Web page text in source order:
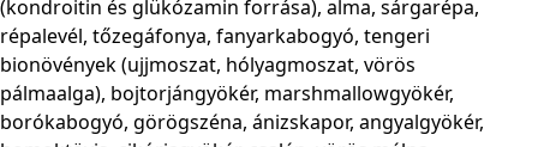
(kondroitin és glükózamin forrása), alma, sárgarépa,
répalevél, tőzegáfonya, fanyarkabogyó, tengeri
bionövények (ujjmoszat, hólyagmoszat, vörös
pálmaalga), bojtorjángyökér, marshmallowgyökér,
borókabogyó, görögszéna, ánizskapor, angyalgyökér,